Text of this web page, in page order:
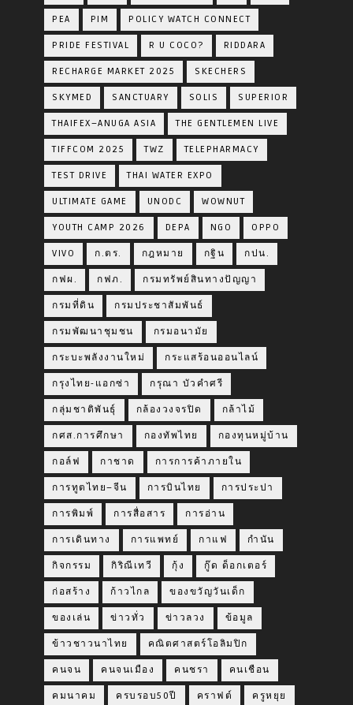
PEA PIM POLICY WATCH CONNECT
PRIDE FESTIVAL R U COCO? RIDDARA
RECHARGE MARKET 2025 SKECHERS
SKYMED SANCTUARY SOLIS SUPERIOR
THAIFEX–ANUGA ASIA THE GENTLEMEN LIVE
TIFFCOM 2025 TWZ TELEPHARMACY
TEST DRIVE THAI WATER EXPO
ULTIMATE GAME UNODC WOWNUT
YOUTH CAMP 2026 DEPA NGO OPPO
VIVO ก.ตร. กฎหมาย กฐิน กปน.
กฟผ. กฟภ. กรมทรัพย์สินทางปัญญา
กรมที่ดิน กรมประชาสัมพันธ์
กรมพัฒนาชุมชน กรมอนามัย
กระบะพลังงานใหม่ กระแสร้อนออนไลน์
กรุงไทย-แอกซ่า กรุณา บัวคำศรี
กลุ่มชาติพันธุ์ กล้องวงจรปิด กล้าไม้
กศส.การศึกษา กองทัพไทย กองทุนหมู่บ้าน
กอล์ฟ กาชาด การการค้าภายใน
การทูตไทย–จีน การบินไทย การประปา
การพิมพ์ การสื่อสาร การอ่าน
การเดินทาง การแพทย์ กาแฟ กำนัน
กิจกรรม กิริณีเทวี กุ้ง กู๊ด ด็อกเตอร์
ก่อสร้าง ก้าวไกล ของขวัญวันเด็ก
ของเล่น ข่าวทั่ว ข่าวลวง ข้อมูล
ข้าวชาวนาไทย คณิตศาสตร์โอลิมปิก
คนจน คนจนเมือง คนชรา คนเชือน
คมนาคม ครบรอบ50ปี คราฟต์ ครูหยุย